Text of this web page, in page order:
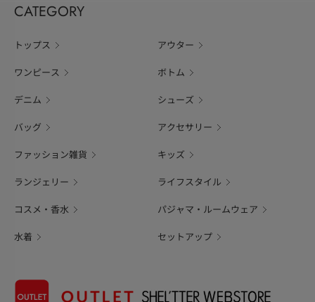
CATEGORY
トップス アウター
ワンピース ボトム
デニム シューズ
バッグ アクセサリー
ファッション雑貨 キッズ
ランジェリー ライフスタイル
コスメ・香水 パジャマ・ルームウェア
水着 セットアップ